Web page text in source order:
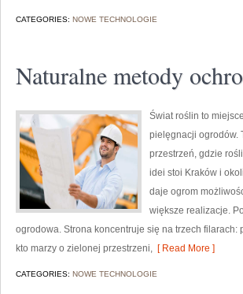
CATEGORIES: NOWE TECHNOLOGIE
Naturalne metody
Świat roślin to
pielęgnacji ogrodów.
przestrzeń, gdzie
idei stoi Kraków i
daje ogrom
większe realizacje.
ogrodowa. Strona koncentruje się na trzech
kto marzy o zielonej przestrzeni, [ Read More ]
CATEGORIES: NOWE TECHNOLOGIE